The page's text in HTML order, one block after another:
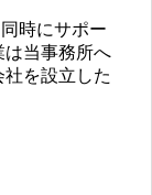
時にサポー
は当事務所へ
を設立した